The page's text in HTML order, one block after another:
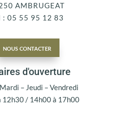
AMBRUGEAT
: 05 55 95 12 83
nous contacter
d'ouverture
– Jeudi – Vendredi
12h30 / 14h00 à 17h00